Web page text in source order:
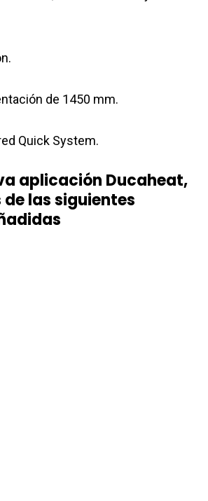
de 1450 mm.
Quick System.
aplicación Ducaheat,
las siguientes